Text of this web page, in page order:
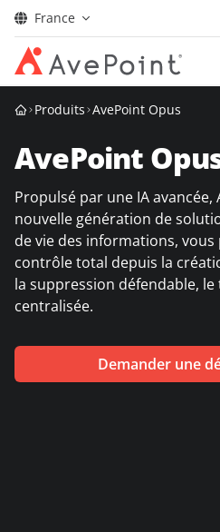
France
Solutions
Confidence Platform
Tarification
Partenaires
Ressources
À Propos
Produits AvePoint Opus
AvePoint
Propulsé par une IA avancée,
nouvelle génération de
de vie des informations,
contrôle total depuis la
la suppression défendable,
centralisée.
Demander une